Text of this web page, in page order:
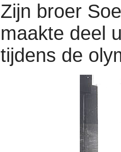
Zijn broer
maakte deel
tijdens de